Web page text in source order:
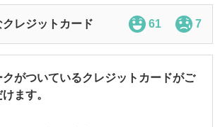
レジットカード 61 7
クがついているクレジットカードがご
ます。